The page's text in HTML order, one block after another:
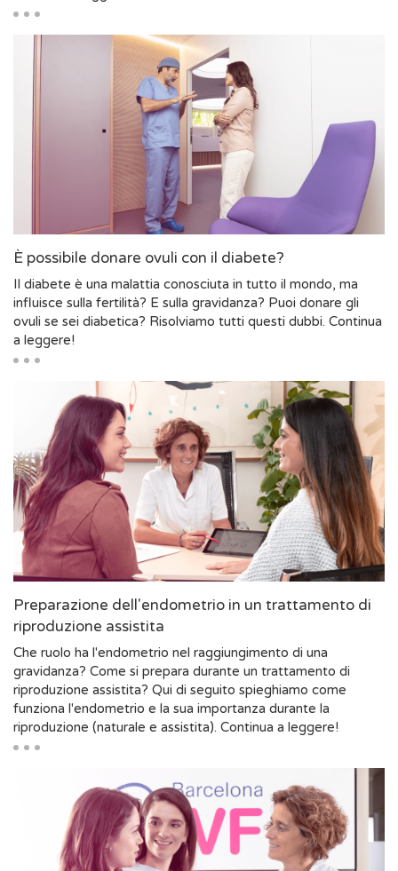
È possibile donare ovuli con il diabete?
Il diabete è una malattia conosciuta in tutto il mondo, ma
influisce sulla fertilità? E sulla gravidanza? Puoi donare gli
ovuli se sei diabetica? Risolviamo tutti questi dubbi. Continua
a leggere!
Preparazione dell'endometrio in un trattamento di
riproduzione assistita
Che ruolo ha l'endometrio nel raggiungimento di una
gravidanza? Come si prepara durante un trattamento di
riproduzione assistita? Qui di seguito spieghiamo come
funziona l'endometrio e la sua importanza durante la
riproduzione (naturale e assistita). Continua a leggere!